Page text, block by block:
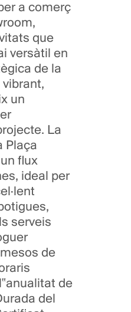
a comerç
que
versàtil en
de la
un
La
Plaça
flux
ideal per
serveis
de
de
del